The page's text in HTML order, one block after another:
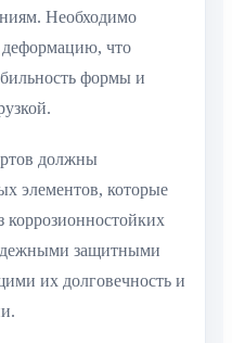
Необходимо
деформацию, что
формы и
должны
элементов, которые
защитными
их долговечность и